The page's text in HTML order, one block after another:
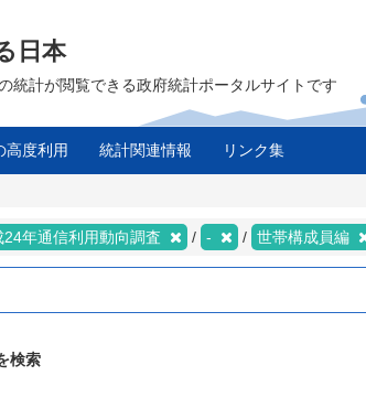
日本
統計が閲覧できる政府統計ポータルサイトです
高度利用 統計関連情報 リンク集
24年通信利用動向調査 - 世帯構成員編
検索